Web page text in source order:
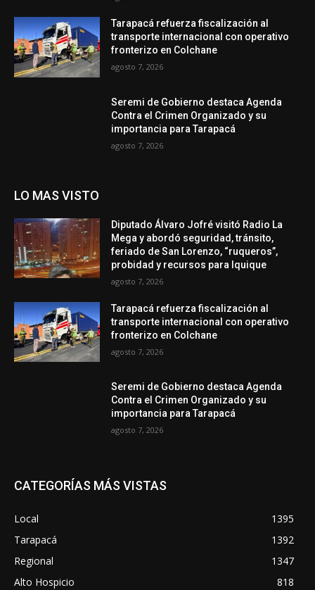
Tarapacá refuerza fiscalización al
transporte internacional con operativo
fronterizo en Colchane
agosto 7, 2026
Seremi de Gobierno destaca Agenda
Contra el Crimen Organizado y su
importancia para Tarapacá
agosto 7, 2026
LO MAS VISTO
Diputado Álvaro Jofré visitó Radio La
Mega y abordó seguridad, tránsito,
feriado de San Lorenzo, “ruqueros”,
probidad y recursos para Iquique
agosto 7, 2026
Tarapacá refuerza fiscalización al
transporte internacional con operativo
fronterizo en Colchane
agosto 7, 2026
Seremi de Gobierno destaca Agenda
Contra el Crimen Organizado y su
importancia para Tarapacá
agosto 7, 2026
CATEGORÍAS MÁS VISTAS
Local
1395
Tarapacá
1392
Regional
1347
Alto Hospicio
818